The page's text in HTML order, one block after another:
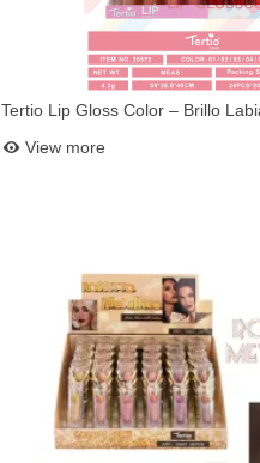
Tertio Lip Gloss Color – Brillo
View more